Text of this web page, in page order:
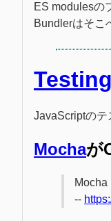
ES modulesの
Bundlerはそこ
JavaScriptのテ
Mochaが
Mocha
--